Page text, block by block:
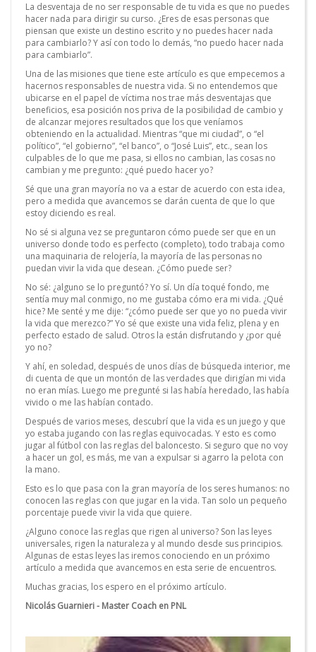
La desventaja de no ser responsable de tu vida es que no puedes
hacer nada para dirigir su curso. ¿Eres de esas personas que
piensan que existe un destino escrito y no puedes hacer nada
para cambiarlo? Y así con todo lo demás, “no puedo hacer nada
para cambiarlo”.
Una de las misiones que tiene este artículo es que empecemos a
hacernos responsables de nuestra vida. Si no entendemos que
ubicarse en el papel de víctima nos trae más desventajas que
beneficios, esa posición nos priva de la posibilidad de cambio y
de alcanzar mejores resultados que los que veníamos
obteniendo en la actualidad. Mientras “que mi ciudad”, o “el
político”, “el gobierno”, “el banco”, o “José Luis”, etc., sean los
culpables de lo que me pasa, si ellos no cambian, las cosas no
cambian y me pregunto: ¿qué puedo hacer yo?
Sé que una gran mayoría no va a estar de acuerdo con esta idea,
pero a medida que avancemos se darán cuenta de que lo que
estoy diciendo es real.
No sé si alguna vez se preguntaron cómo puede ser que en un
universo donde todo es perfecto (completo), todo trabaja como
una maquinaria de relojería, la mayoría de las personas no
puedan vivir la vida que desean. ¿Cómo puede ser?
No sé: ¿alguno se lo preguntó? Yo sí. Un día toqué fondo, me
sentía muy mal conmigo, no me gustaba cómo era mi vida. ¿Qué
hice? Me senté y me dije: “¿cómo puede ser que yo no pueda vivir
la vida que merezco?” Yo sé que existe una vida feliz, plena y en
perfecto estado de salud. Otros la están disfrutando y ¿por qué
yo no?
Y ahí, en soledad, después de unos días de búsqueda interior, me
di cuenta de que un montón de las verdades que dirigían mi vida
no eran mías. Luego me pregunté si las había heredado, las había
vivido o me las habían contado.
Después de varios meses, descubrí que la vida es un juego y que
yo estaba jugando con las reglas equivocadas. Y esto es como
jugar al fútbol con las reglas del baloncesto. Si seguro que no voy
a hacer un gol, es más, me van a expulsar si agarro la pelota con
la mano.
Esto es lo que pasa con la gran mayoría de los seres humanos: no
conocen las reglas con que jugar en la vida. Tan solo un pequeño
porcentaje puede vivir la vida que quiere.
¿Alguno conoce las reglas que rigen al universo? Son las leyes
universales, rigen la naturaleza y al mundo desde sus principios.
Algunas de estas leyes las iremos conociendo en un próximo
artículo a medida que avancemos en esta serie de encuentros.
Muchas gracias, los espero en el próximo artículo.
Nicolás Guarnieri - Master Coach en PNL